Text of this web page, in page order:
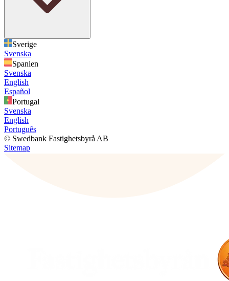
Sverige
Svenska
Spanien
Svenska
English
Español
Portugal
Svenska
English
Português
© Swedbank Fastighetsbyrå AB
Sitemap